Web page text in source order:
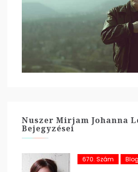
Nuszer Mirjam Johanna
Bejegyzései
670. Szám Blog